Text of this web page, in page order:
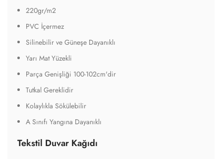
220gr/m2
PVC İçermez
Silinebilir ve Güneşe Dayanıklı
Yarı Mat Yüzekli
Parça Genişliği 100-102cm'dir
Tutkal Gereklidir
Kolaylıkla Sökülebilir
A Sınıfı Yangına Dayanıklı
Tekstil Duvar Kağıdı